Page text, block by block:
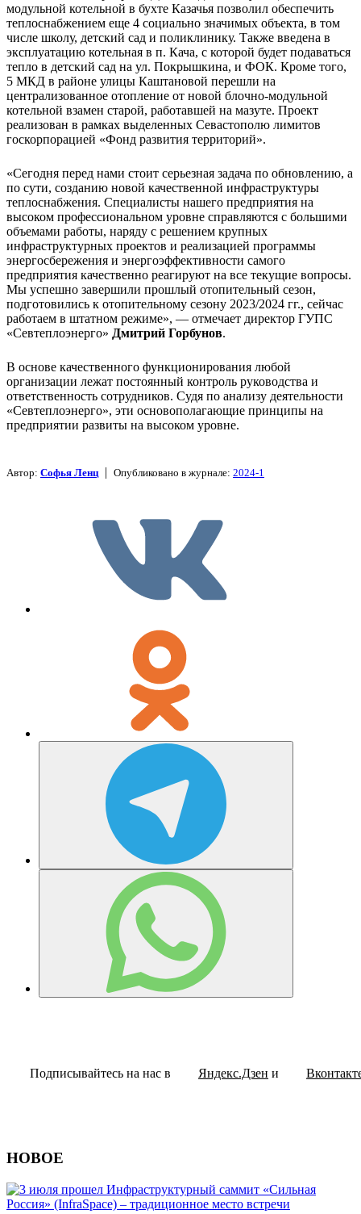
модульной котельной в бухте Казачья позволил обеспечить
теплоснабжением еще 4 социально значимых объекта, в том
числе школу, детский сад и поликлинику. Также введена в
эксплуатацию котельная в п. Кача, с которой будет подаваться
тепло в детский сад на ул. Покрышкина, и ФОК. Кроме того,
5 МКД в районе улицы Каштановой перешли на
централизованное отопление от новой блочно-модульной
котельной взамен старой, работавшей на мазуте. Проект
реализован в рамках выделенных Севастополю лимитов
госкорпорацией «Фонд развития территорий».
«Сегодня перед нами стоит серьезная задача по обновлению, а
по сути, созданию новой качественной инфраструктуры
теплоснабжения. Специалисты нашего предприятия на
высоком профессиональном уровне справляются с большими
объемами работы, наряду с решением крупных
инфраструктурных проектов и реализацией программы
энергосбережения и энергоэффективности самого
предприятия качественно реагируют на все текущие вопросы.
Мы успешно завершили прошлый отопительный сезон,
подготовились к отопительному сезону 2023/2024 гг., сейчас
работаем в штатном режиме», — отмечает директор ГУПС
«Севтеплоэнерго» Дмитрий Горбунов.
В основе качественного функционирования любой
организации лежат постоянный контроль руководства и
ответственность сотрудников. Судя по анализу деятельности
«Севтеплоэнерго», эти основополагающие принципы на
предприятии развиты на высоком уровне.
Автор: Софья Ленц | Опубликовано в журнале: 2024-1
Подписывайтесь на нас в Яндекс.Дзен и
НОВОЕ